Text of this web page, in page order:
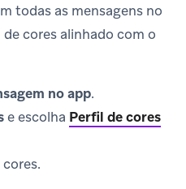
todas as mensagens no
cores alinhado com o
no app.
e escolha Perfil de cores